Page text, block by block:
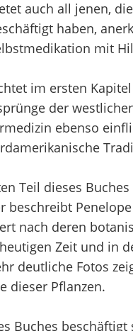
auch all jenen,
haben,
mit
im ersten
der
ebenso
Teil dieses
beschreibt
nach deren
Zeit und in
deutliche Fotos
dieser Pflanzen.
Buches